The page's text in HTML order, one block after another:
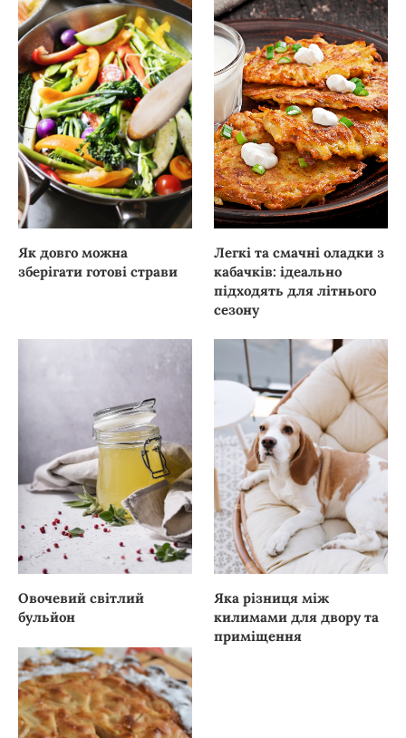
Як довго можна
зберігати готові страви
Легкі та смачні оладки з
кабачків: ідеально
підходять для літнього
сезону
Овочевий світлий
бульйон
Яка різниця між
килимами для двору та
приміщення